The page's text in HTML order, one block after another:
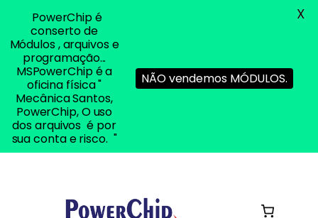
PowerChip é
conserto de
Módulos , arquivos e
programação...
MSPowerChip é a
oficina física "
Mecânica Santos,
PowerChip, O uso
dos arquivos é por
sua conta e risco. "
NÃO vendemos MÓDULOS.
X